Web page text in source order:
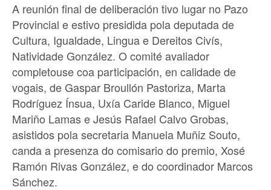
A reunión final de deliberación tivo lugar no Pazo
Provincial e estivo presidida pola deputada de
Cultura, Igualdade, Lingua e Dereitos Civís,
Natividade González. O comité avaliador
completouse coa participación, en calidade de
vogais, de Gaspar Broullón Pastoriza, Marta
Rodríguez Ínsua, Uxía Caride Blanco, Miguel
Mariño Lamas e Jesús Rafael Calvo Grobas,
asistidos pola secretaria Manuela Muñiz Souto,
canda a presenza do comisario do premio, Xosé
Ramón Rivas González, e do coordinador Marcos
Sánchez.